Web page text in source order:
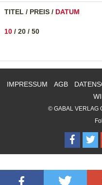
TITEL / PREIS / DATUM
10 / 20 / 50
IMPRESSUM AGB
© GABAL VERLAG